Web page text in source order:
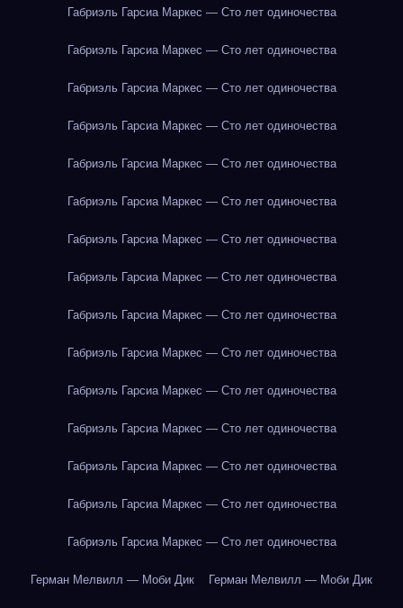
Габриэль Гарсиа Маркес — Сто лет одиночества
Габриэль Гарсиа Маркес — Сто лет одиночества
Габриэль Гарсиа Маркес — Сто лет одиночества
Габриэль Гарсиа Маркес — Сто лет одиночества
Габриэль Гарсиа Маркес — Сто лет одиночества
Габриэль Гарсиа Маркес — Сто лет одиночества
Габриэль Гарсиа Маркес — Сто лет одиночества
Габриэль Гарсиа Маркес — Сто лет одиночества
Габриэль Гарсиа Маркес — Сто лет одиночества
Габриэль Гарсиа Маркес — Сто лет одиночества
Габриэль Гарсиа Маркес — Сто лет одиночества
Габриэль Гарсиа Маркес — Сто лет одиночества
Габриэль Гарсиа Маркес — Сто лет одиночества
Габриэль Гарсиа Маркес — Сто лет одиночества
Габриэль Гарсиа Маркес — Сто лет одиночества
Герман Мелвилл — Моби Дик Герман Мелвилл — Моби Дик